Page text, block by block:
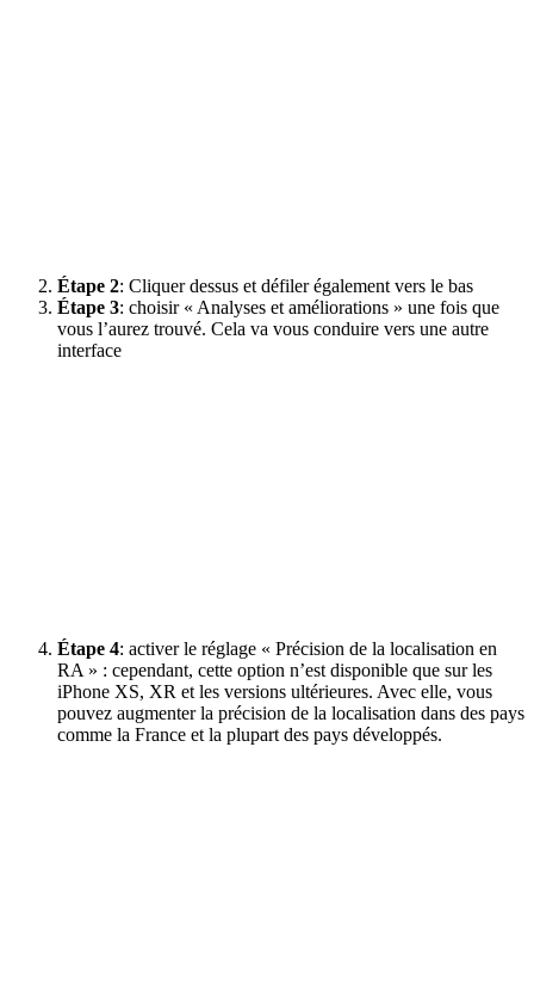
Étape 2: Cliquer dessus et défiler également vers le bas
Étape 3: choisir « Analyses et améliorations » une fois que
vous l’aurez trouvé. Cela va vous conduire vers une autre
interface
Étape 4: activer le réglage « Précision de la localisation en
RA » : cependant, cette option n’est disponible que sur les
iPhone XS, XR et les versions ultérieures. Avec elle, vous
pouvez augmenter la précision de la localisation dans des pays
comme la France et la plupart des pays développés.